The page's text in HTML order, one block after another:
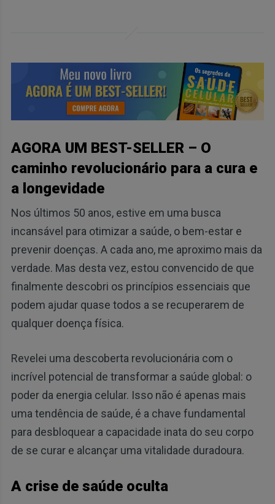
AGORA UM BEST-SELLER – O
caminho revolucionário para a cura e
a longevidade
Nos últimos 50 anos, estive em uma busca
incansável para otimizar a saúde, o bem-estar e
prevenir doenças. A cada ano, me aproximo mais da
verdade. Mas desta vez, estou convencido de que
finalmente descobri os princípios essenciais que
podem ajudar quase todos a se recuperarem de
qualquer doença física.
Revelei uma descoberta revolucionária com o
incrível potencial de transformar a saúde global: o
poder da energia celular. Isso não é apenas mais
uma tendência de saúde, é a chave fundamental
para desbloquear a capacidade inata do seu corpo
de se curar e alcançar uma vitalidade duradoura.
A crise de saúde oculta